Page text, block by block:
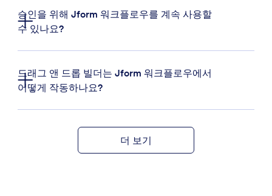
데이터 수집, 알림을 자동화하여 더 가치 있는 작업
에 시간을 확보합니다.
요.
조건부 논리 및 병렬 처리:
Google Drive, Slack, Dropbox, Airtable 등과
같은 타사 앱과 원활하게 연결됩니다.
승인을 위해 Jform 워크플로우를 계속 사용할
수 있나요?
드래그 앤 드롭 빌더는 Jform 워크플로우에서
어떻게 작동하나요?
더 보기